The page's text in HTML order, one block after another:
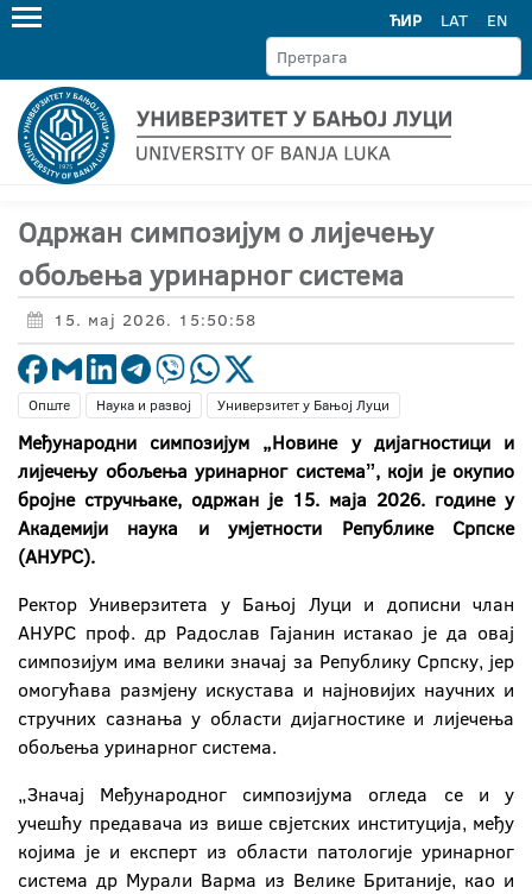
ЋИР LAT EN
Одржан симпозијум о лијечењу
обољења уринарног система
15. мај 2026. 15:50:58
Опште Наука и развој Универзитет у Бањој Луци
Међународни симпозијум „Новине у дијагностици и
лијечењу обољења уринарног системаˮ, који је окупио
бројне стручњаке, одржан је 15. маја 2026. године у
Академији наука и умјетности Републике Српске
(АНУРС).
Ректор Универзитета у Бањој Луци и дописни члан
АНУРС проф. др Радослав Гајанин истакао је да овај
симпозијум има велики значај за Републику Српску, јер
омогућава размјену искустава и најновијих научних и
стручних сазнања у области дијагностике и лијечења
обољења уринарног система.
„Значај Међународног симпозијума огледа се и у
учешћу предавача из више свјетских институција, међу
којима је и експерт из области патологије уринарног
система др Мурали Варма из Велике Британије, као и